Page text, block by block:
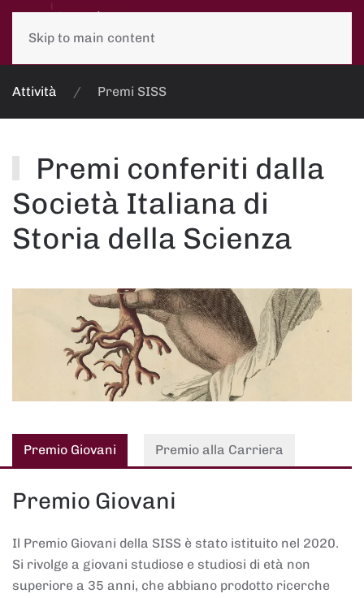
Skip to main content
Attività Premi SISS
Premi conferiti dalla
Società Italiana di
Storia della Scienza
Premio Giovani Premio alla Carriera
Premio Giovani
Il Premio Giovani della SISS è stato istituito nel 2020.
Si rivolge a giovani studiose e studiosi di età non
superiore a 35 anni, che abbiano prodotto ricerche